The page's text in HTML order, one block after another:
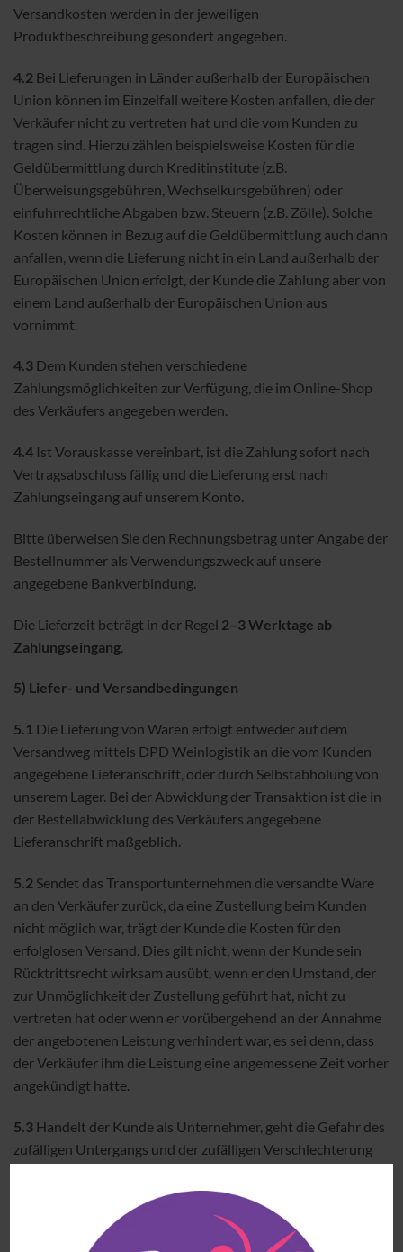
Versandkosten werden in der jeweiligen
Produktbeschreibung gesondert angegeben.
4.2 Bei Lieferungen in Länder außerhalb der Europäischen
Union können im Einzelfall weitere Kosten anfallen, die der
Verkäufer nicht zu vertreten hat und die vom Kunden zu
tragen sind. Hierzu zählen beispielsweise Kosten für die
Geldübermittlung durch Kreditinstitute (z.B.
Überweisungsgebühren, Wechselkursgebühren) oder
einfuhrrechtliche Abgaben bzw. Steuern (z.B. Zölle). Solche
Kosten können in Bezug auf die Geldübermittlung auch dann
anfallen, wenn die Lieferung nicht in ein Land außerhalb der
Europäischen Union erfolgt, der Kunde die Zahlung aber von
einem Land außerhalb der Europäischen Union aus
vornimmt.
4.3 Dem Kunden stehen verschiedene
Zahlungsmöglichkeiten zur Verfügung, die im Online-Shop
des Verkäufers angegeben werden.
4.4 Ist Vorauskasse vereinbart, ist die Zahlung sofort nach
Vertragsabschluss fällig und die Lieferung erst nach
Zahlungseingang auf unserem Konto.
Bitte überweisen Sie den Rechnungsbetrag unter Angabe der
Bestellnummer als Verwendungszweck auf unsere
angegebene Bankverbindung.
Die Lieferzeit beträgt in der Regel 2–3 Werktage ab
Zahlungseingang
5) Liefer- und Versandbedingungen
5.1 Die Lieferung von Waren erfolgt entweder auf dem
Versandweg mittels DPD Weinlogistik an die vom Kunden
angegebene Lieferanschrift, oder durch Selbstabholung von
unserem Lager. Bei der Abwicklung der Transaktion ist die in
der Bestellabwicklung des Verkäufers angegebene
Lieferanschrift maßgeblich.
5.2 Sendet das Transportunternehmen die versandte Ware
an den Verkäufer zurück, da eine Zustellung beim Kunden
nicht möglich war, trägt der Kunde die Kosten für den
erfolglosen Versand. Dies gilt nicht, wenn der Kunde sein
Rücktrittsrecht wirksam ausübt, wenn er den Umstand, der
zur Unmöglichkeit der Zustellung geführt hat, nicht zu
vertreten hat oder wenn er vorübergehend an der Annahme
der angebotenen Leistung verhindert war, es sei denn, dass
der Verkäufer ihm die Leistung eine angemessene Zeit vorher
angekündigt hatte.
5.3 Handelt der Kunde als Unternehmer, geht die Gefahr des
zufälligen Untergangs und der zufälligen Verschlechterung
Verkäufer die Sache dem Spediteur, dem Frachtführer oder
der sonst zur Ausführung der Versendung bestimmten
Person oder Anstalt ausgeliefert hat. Handelt der Kunde als